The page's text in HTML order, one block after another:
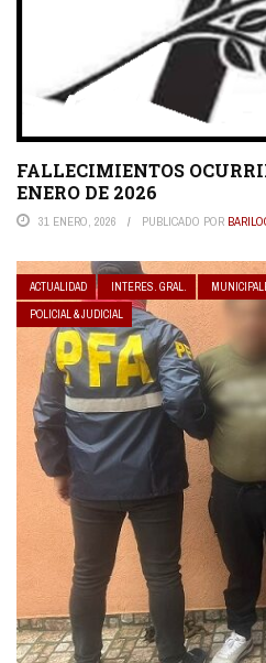
FALLECIMIENTOS
ENERO DE 2026
31 ENERO, 2026 PUBLICADO POR
ACTUALIDAD INTERES. GRAL.
POLICIAL & JUDICIAL